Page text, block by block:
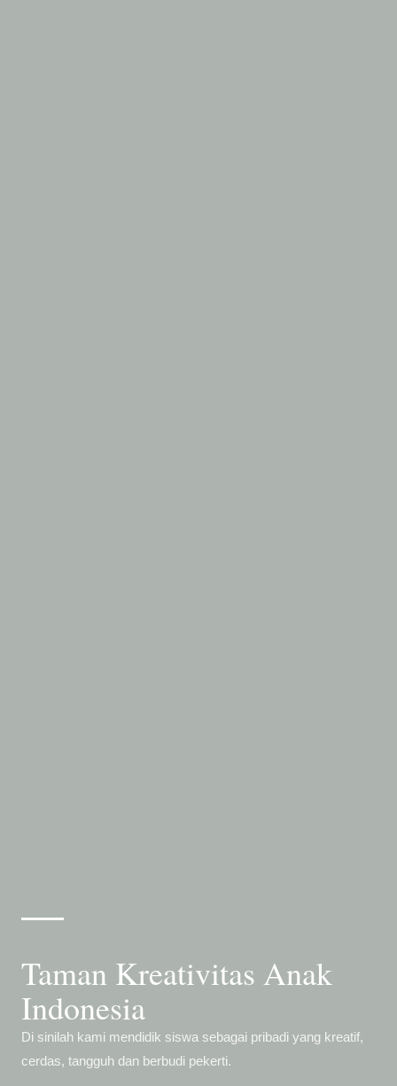
Taman Kreativitas Anak
Indonesia
Di sinilah kami mendidik siswa sebagai pribadi yang kreatif,
cerdas, tangguh dan berbudi pekerti.